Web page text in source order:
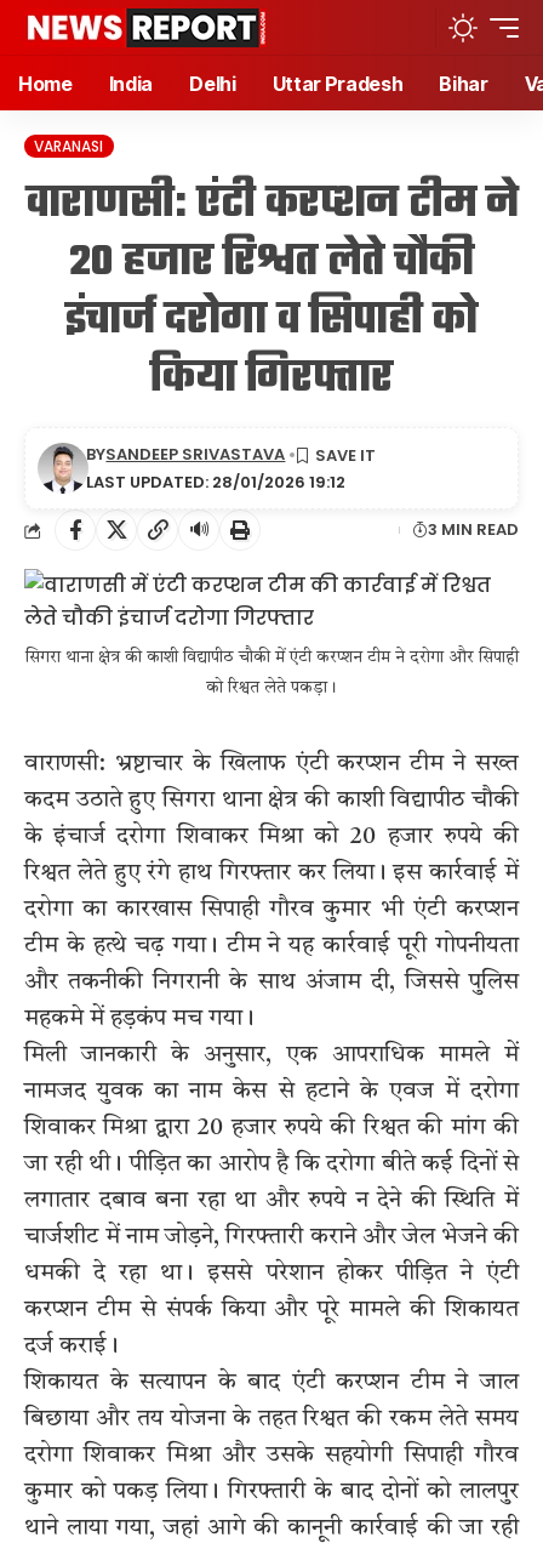
Home India Delhi Uttar Pradesh Bihar
VARANASI
वाराणसी: एंटी करप्शन टीम ने
20 हजार रिश्वत लेते चौकी
इंचार्ज दरोगा व सिपाही को
किया गिरफ्तार
LAST UPDATED: 28/01/2026 19:12
BYSANDEEP SRIVASTAVA
🔊 3 MIN READ
सिगरा थाना क्षेत्र की काशी विद्यापीठ चौकी में एंटी करप्शन टीम ने दरोगा और सिपाही
को रिश्वत लेते पकड़ा।
वाराणसी: भ्रष्टाचार के खिलाफ एंटी करप्शन टीम ने सख्त
कदम उठाते हुए सिगरा थाना क्षेत्र की काशी विद्यापीठ चौकी
के इंचार्ज दरोगा शिवाकर मिश्रा को 20 हजार रुपये की
रिश्वत लेते हुए रंगे हाथ गिरफ्तार कर लिया। इस कार्रवाई में
दरोगा का कारखास सिपाही गौरव कुमार भी एंटी करप्शन
टीम के हत्थे चढ़ गया। टीम ने यह कार्रवाई पूरी गोपनीयता
और तकनीकी निगरानी के साथ अंजाम दी, जिससे पुलिस
महकमे में हड़कंप मच गया।
मिली जानकारी के अनुसार, एक आपराधिक मामले में
नामजद युवक का नाम केस से हटाने के एवज में दरोगा
शिवाकर मिश्रा द्वारा 20 हजार रुपये की रिश्वत की मांग की
जा रही थी। पीड़ित का आरोप है कि दरोगा बीते कई दिनों से
लगातार दबाव बना रहा था और रुपये न देने की स्थिति में
चार्जशीट में नाम जोड़ने, गिरफ्तारी कराने और जेल भेजने की
धमकी दे रहा था। इससे परेशान होकर पीड़ित ने एंटी
करप्शन टीम से संपर्क किया और पूरे मामले की शिकायत
दर्ज कराई।
शिकायत के सत्यापन के बाद एंटी करप्शन टीम ने जाल
बिछाया और तय योजना के तहत रिश्वत की रकम लेते समय
दरोगा शिवाकर मिश्रा और उसके सहयोगी सिपाही गौरव
कुमार को पकड़ लिया। गिरफ्तारी के बाद दोनों को लालपुर
थाने लाया गया, जहां आगे की कानूनी कार्रवाई की जा रही